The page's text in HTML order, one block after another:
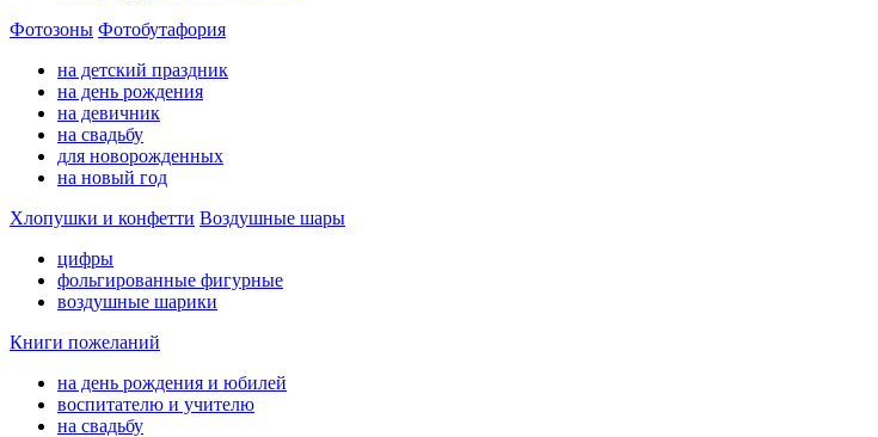
Фотозоны Фотобутафория
на детский праздник
на день рождения
на девичник
на свадьбу
для новорожденных
на новый год
Хлопушки и конфетти Воздушные шары
цифры
фольгированные фигурные
воздушные шарики
Книги пожеланий
на день рождения и юбилей
воспитателю и учителю
на свадьбу